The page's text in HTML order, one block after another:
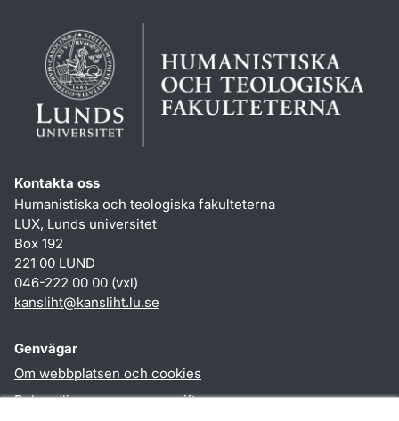
Kontakta oss
Humanistiska och teologiska fakulteterna
LUX, Lunds universitet
Box 192
221 00 LUND
046-222 00 00 (vxl)
kansliht@kansliht.lu.se
Genvägar
Om webbplatsen och cookies
Behandling av personuppgifter